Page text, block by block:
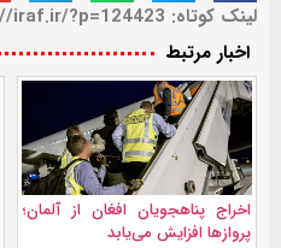
لینک کوتاه: https://iraf.ir/?p=124423
اخبار مرتبط
اخراج پناهجویان افغان از آلمان؛
پروازها افزایش می‌یابد